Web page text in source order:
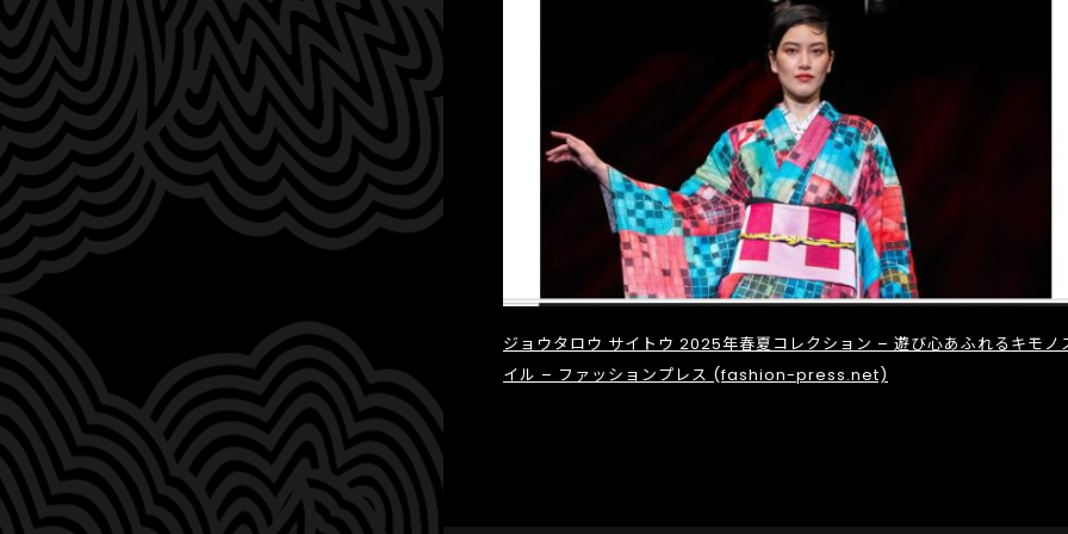
ジョウタロウ サイトウ 2025年春夏コレクション – 遊び心あふれるキモノ
イル – ファッションプレス (fashion-press.net)